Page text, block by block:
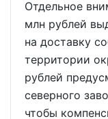
Отдельное
млн рублей
на доставку
территории
рублей
северного
чтобы